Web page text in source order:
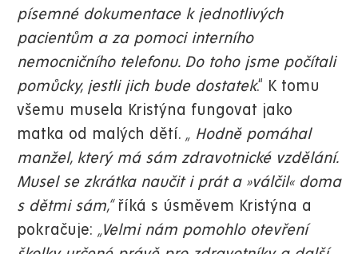
písemné dokumentace k jednotlivých
pacientům a za pomoci interního
nemocničního telefonu. Do toho jsme počítali
pomůcky, jestli jich bude dostatek.“ K tomu
všemu musela Kristýna fungovat jako
matka od malých dětí. „ Hodně pomáhal
manžel, který má sám zdravotnické vzdělání.
Musel se zkrátka naučit i prát a »válčil« doma
s dětmi sám,“říká s úsměvem Kristýna a
pokračuje: „Velmi nám pomohlo otevření